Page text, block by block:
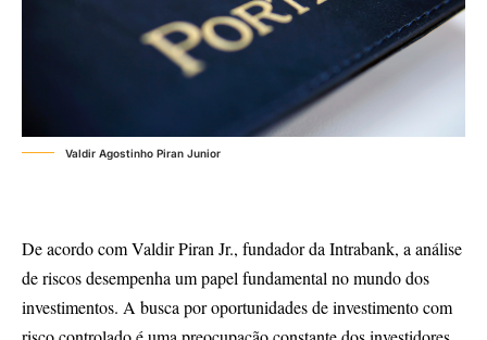
Valdir Agostinho Piran Junior
De acordo com Valdir Piran Jr., fundador da Intrabank, a análise
de riscos desempenha um papel fundamental no mundo dos
investimentos. A busca por oportunidades de investimento com